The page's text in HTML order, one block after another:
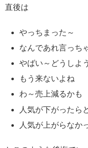
直後は
やっちまった～
なんであれ言っち
やばい～どうしよう
もう来ないよね
わ～売上減るかも
人気が下がったら
人気が上がらなか